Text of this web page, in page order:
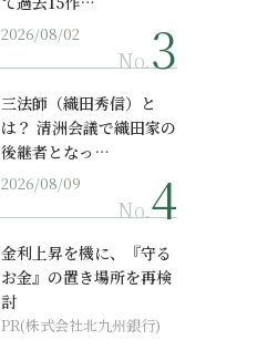
2026/08/02
No.
三法師（織田秀信）と
は？ 清洲会議で織田家の
後継者となっ…
2026/08/09
No.
金利上昇を機に、『守る
お金』の置き場所を再検
討
PR(株式会社北九州銀行)